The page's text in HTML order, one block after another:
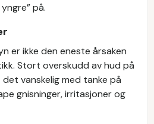
på.
er ikke den eneste årsaken
Stort overskudd av hud på
vanskelig med tanke på
gnisninger, irritasjoner og